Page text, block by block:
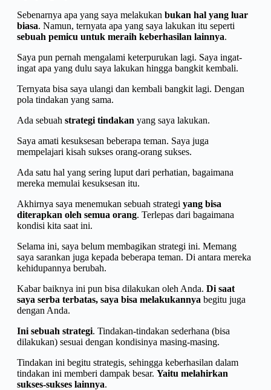
Sebenarnya apa yang saya melakukan bukan hal yang luar
biasa. Namun, ternyata apa yang saya lakukan itu seperti
sebuah pemicu untuk meraih keberhasilan lainnya.
Saya pun pernah mengalami keterpurukan lagi. Saya ingat-
ingat apa yang dulu saya lakukan hingga bangkit kembali.
Ternyata bisa saya ulangi dan kembali bangkit lagi. Dengan
pola tindakan yang sama.
Ada sebuah strategi tindakan yang saya lakukan.
Saya amati kesuksesan beberapa teman. Saya juga
mempelajari kisah sukses orang-orang sukses.
Ada satu hal yang sering luput dari perhatian, bagaimana
mereka memulai kesuksesan itu.
Akhirnya saya menemukan sebuah strategi yang bisa
diterapkan oleh semua orang. Terlepas dari bagaimana
kondisi kita saat ini.
Selama ini, saya belum membagikan strategi ini. Memang
saya sarankan juga kepada beberapa teman. Di antara mereka
kehidupannya berubah.
Kabar baiknya ini pun bisa dilakukan oleh Anda. Di saat
saya serba terbatas, saya bisa melakukannya begitu juga
dengan Anda.
Ini sebuah strategi. Tindakan-tindakan sederhana (bisa
dilakukan) sesuai dengan kondisinya masing-masing.
Tindakan ini begitu strategis, sehingga keberhasilan dalam
tindakan ini memberi dampak besar. Yaitu melahirkan
sukses-sukses lainnya.